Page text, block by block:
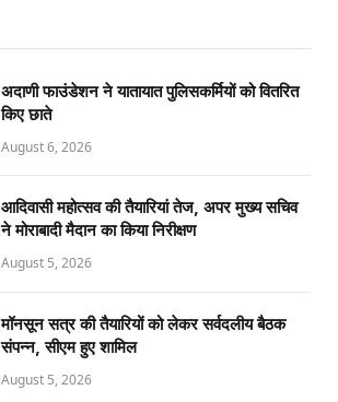
अदाणी फाउंडेशन ने यातायात पुलिसकर्मियों को वितरित
किए छाते
August 6, 2026
आदिवासी महोत्सव की तैयारियां तेज, अपर मुख्य सचिव
ने मोराबादी मैदान का किया निरीक्षण
August 5, 2026
मॉनसून सत्र की तैयारियों को लेकर सर्वदलीय बैठक
संपन्न, सीएम हुए शामिल
August 5, 2026